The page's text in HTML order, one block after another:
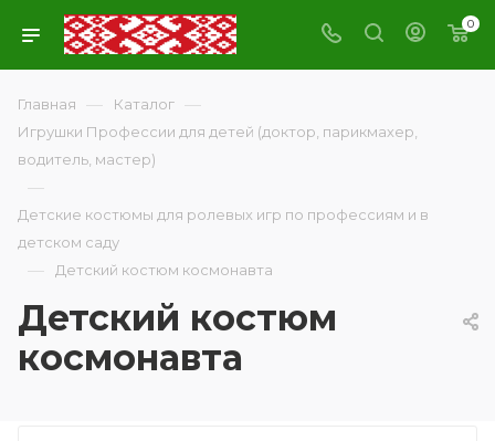
0
Главная — Каталог —
Игрушки Профессии для детей (доктор, парикмахер,
водитель, мастер)
—
Детские костюмы для ролевых игр по профессиям и в
детском саду
— Детский костюм космонавта
Детский костюм
космонавта